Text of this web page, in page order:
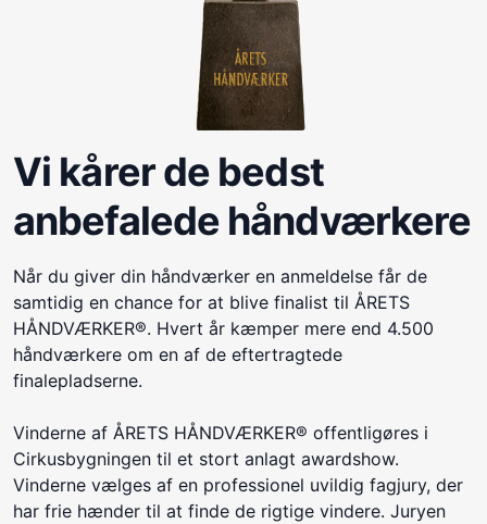
Vi kårer de bedst
anbefalede håndværkere
Når du giver din håndværker en anmeldelse får de
samtidig en chance for at blive finalist til ÅRETS
HÅNDVÆRKER®. Hvert år kæmper mere end 4.500
håndværkere om en af de eftertragtede
finalepladserne.
Vinderne af ÅRETS HÅNDVÆRKER® offentligøres i
Cirkusbygningen til et stort anlagt awardshow.
Vinderne vælges af en professionel uvildig fagjury, der
har frie hænder til at finde de rigtige vindere. Juryen